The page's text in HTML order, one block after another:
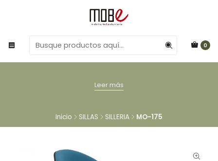
0
Leer más
Inicio SILLAS SILLERIA MO-175